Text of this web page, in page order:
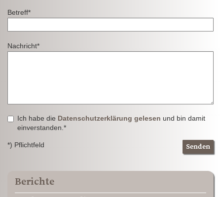
Betreff*
Nachricht*
Ich habe die Datenschutzerklärung gelesen und bin damit
einverstanden.*
*) Pflichtfeld Senden
Berichte